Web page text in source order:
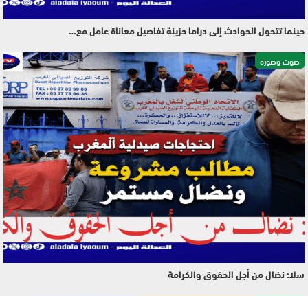
حينما تتحول الحوادث إلى دراما حزينة تفاصيل معاناة عامل مع…
صوت وصورة
سلا: نضال من أجل الحقوق والكرامة